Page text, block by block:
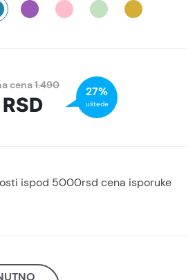
cena1.490
RSD
27%
uštede
ispod 5000rsd cena isporuke